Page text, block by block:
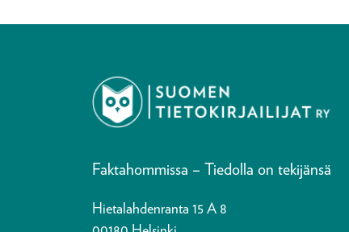
Faktahommissa – Tiedolla on tekijänsä
Hietalahdenranta 15 A 8